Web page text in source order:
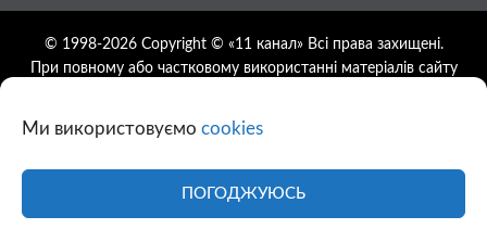
Ми використовуємо cookies
ПОГОДЖУЮСЬ
© 1998-2026 Copyright © «11 канал» Всі права захищені.
При повному або частковому використанні матеріалів сайту
дозволяється за умови посилання на джерело та прямого